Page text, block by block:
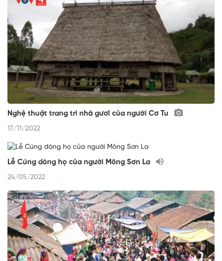
Nghệ thuật trang trí nhà gươl của người Cơ Tu
17/11/2022
Lễ Cúng dòng họ của người Mông Sơn La
24/05/2022